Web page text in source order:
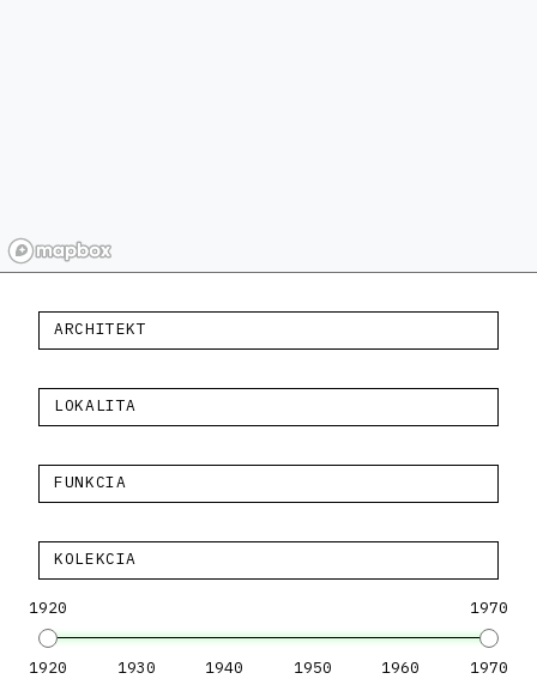
ARCHITEKT
LOKALITA
FUNKCIA
KOLEKCIA
1920 1970
1920 1930 1940 1950 1960 1970